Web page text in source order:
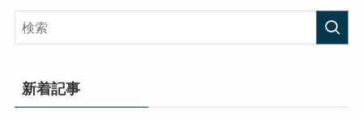
新着記事